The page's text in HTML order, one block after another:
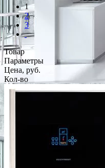
1
2
3
Товар
Параметры
Цена, руб.
Кол-во